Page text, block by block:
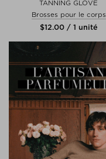
TANNING GLOVE
Brosses pour le corps
$‌12.00 / 1 unité